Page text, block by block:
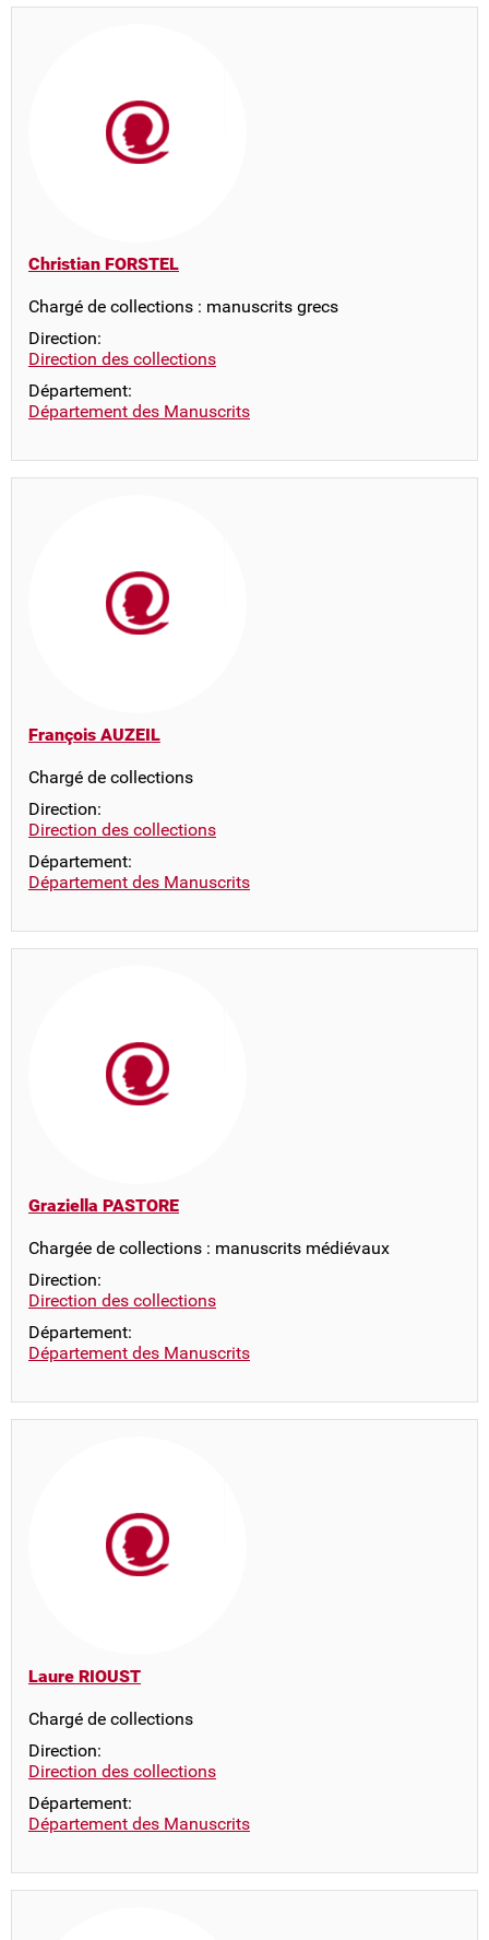
Christian FORSTEL
Chargé de collections : manuscrits grecs
Direction:
Direction des collections
Département:
Département des Manuscrits
François AUZEIL
Chargé de collections
Direction:
Direction des collections
Département:
Département des Manuscrits
Graziella PASTORE
Chargée de collections : manuscrits médiévaux
Direction:
Direction des collections
Département:
Département des Manuscrits
Laure RIOUST
Chargé de collections
Direction:
Direction des collections
Département:
Département des Manuscrits